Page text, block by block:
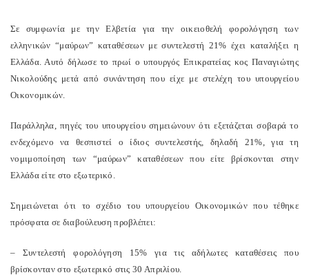
Σε συμφωνία με την Ελβετία για την οικειοθελή φορολόγηση των
ελληνικών “μαύρων” καταθέσεων με συντελεστή 21% έχει καταλήξει η
Ελλάδα. Αυτό δήλωσε το πρωί ο υπουργός Επικρατείας κος Παναγιώτης
Νικολούδης μετά από συνάντηση που είχε με στελέχη του υπουργείου
Οικονομικών.
Παράλληλα, πηγές του υπουργείου σημειώνουν ότι εξετάζεται σοβαρά το
ενδεχόμενο να θεσπιστεί ο ίδιος συντελεστής, δηλαδή 21%, για τη
νομιμοποίηση των “μαύρων” καταθέσεων που είτε βρίσκονται στην
Ελλάδα είτε στο εξωτερικό.
Σημειώνεται ότι το σχέδιο του υπουργείου Οικονομικών που τέθηκε
πρόσφατα σε διαβούλευση προβλέπει:
– Συντελεστή φορολόγηση 15% για τις αδήλωτες καταθέσεις που
βρίσκονταν στο εξωτερικό στις 30 Απριλίου.